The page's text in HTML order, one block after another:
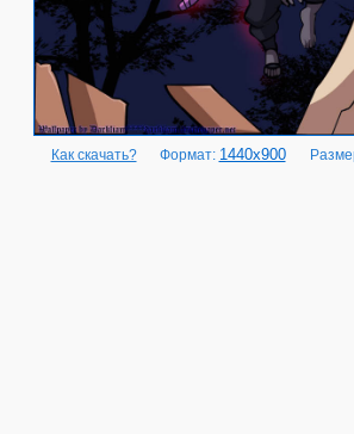
Как скачать? Формат: 1440x900